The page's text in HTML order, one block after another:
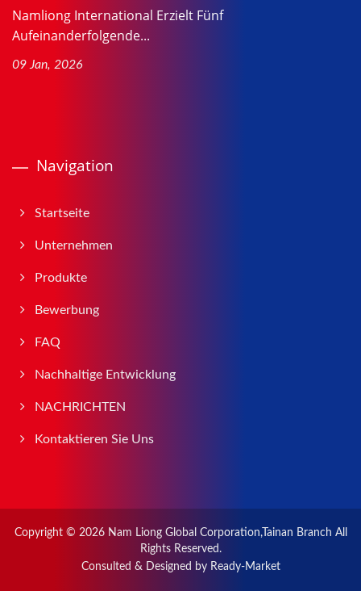
Namliong International Erzielt Fünf
Aufeinanderfolgende...
09 Jan, 2026
Navigation
Startseite
Unternehmen
Produkte
Bewerbung
FAQ
Nachhaltige Entwicklung
NACHRICHTEN
Kontaktieren Sie Uns
Copyright © 2026 Nam Liong Global Corporation,Tainan Branch All
Rights Reserved.
Consulted & Designed by Ready-Market